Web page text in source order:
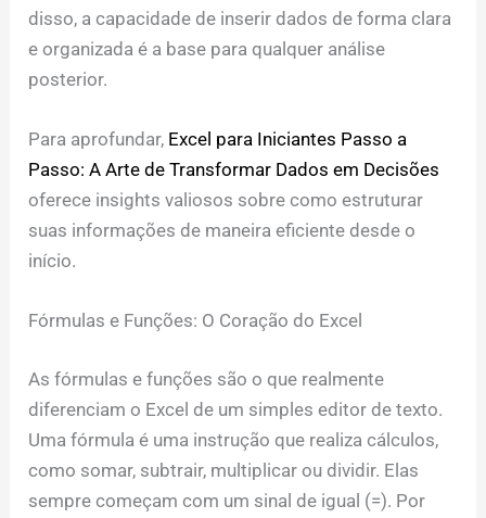
disso, a capacidade de inserir dados de forma clara
e organizada é a base para qualquer análise
posterior.
Para aprofundar, Excel para Iniciantes Passo a
Passo: A Arte de Transformar Dados em Decisões
oferece insights valiosos sobre como estruturar
suas informações de maneira eficiente desde o
início.
Fórmulas e Funções: O Coração do Excel
As fórmulas e funções são o que realmente
diferenciam o Excel de um simples editor de texto.
Uma fórmula é uma instrução que realiza cálculos,
como somar, subtrair, multiplicar ou dividir. Elas
sempre começam com um sinal de igual (=). Por